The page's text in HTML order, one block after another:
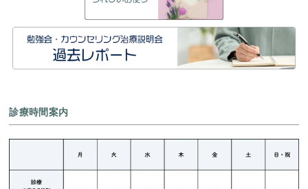
診療時間案内